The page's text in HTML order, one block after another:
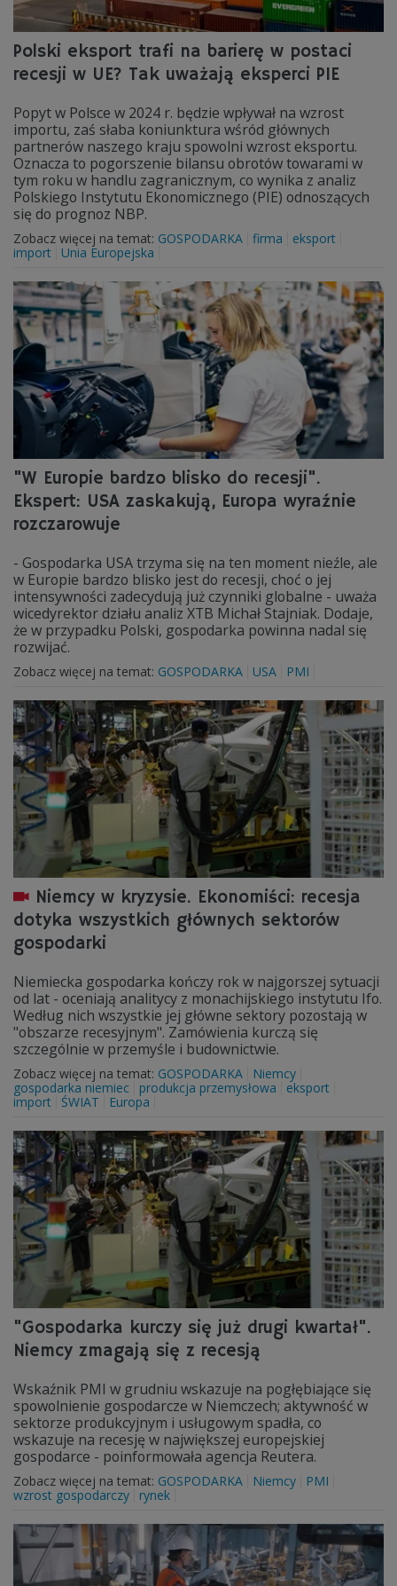
Polski eksport trafi na barierę w postaci
recesji w UE? Tak uważają eksperci PIE
Popyt w Polsce w 2024 r. będzie wpływał na wzrost
importu, zaś słaba koniunktura wśród głównych
partnerów naszego kraju spowolni wzrost eksportu.
Oznacza to pogorszenie bilansu obrotów towarami w
tym roku w handlu zagranicznym, co wynika z analiz
Polskiego Instytutu Ekonomicznego (PIE) odnoszących
się do prognoz NBP.
Zobacz więcej na temat: GOSPODARKA firma
eksport
import
Unia Europejska
"W Europie bardzo blisko do recesji".
Ekspert: USA zaskakują, Europa wyraźnie
rozczarowuje
- Gospodarka USA trzyma się na ten moment nieźle, ale
w Europie bardzo blisko jest do recesji, choć o jej
intensywności zadecydują już czynniki globalne - uważa
wicedyrektor działu analiz XTB Michał Stajniak. Dodaje,
że w przypadku Polski, gospodarka powinna nadal się
rozwijać.
Zobacz więcej na temat: GOSPODARKA USA PMI
Niemcy w kryzysie. Ekonomiści: recesja
dotyka wszystkich głównych sektorów
gospodarki
Niemiecka gospodarka kończy rok w najgorszej sytuacji
od lat - oceniają analitycy z monachijskiego instytutu Ifo.
Według nich wszystkie jej główne sektory pozostają w
"obszarze recesyjnym". Zamówienia kurczą się
szczególnie w przemyśle i budownictwie.
Zobacz więcej na temat: GOSPODARKA
Niemcy
gospodarka niemiec
produkcja przemysłowa
eksport
import ŚWIAT Europa
"Gospodarka kurczy się już drugi kwartał".
Niemcy zmagają się z recesją
Wskaźnik PMI w grudniu wskazuje na pogłębiające się
spowolnienie gospodarcze w Niemczech; aktywność w
sektorze produkcyjnym i usługowym spadła, co
wskazuje na recesję w największej europejskiej
gospodarce - poinformowała agencja Reutera.
Zobacz więcej na temat: GOSPODARKA Niemcy
PMI
wzrost gospodarczy
rynek